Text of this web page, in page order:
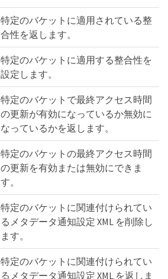
特定のバケットに適用されている整
合性を返します。
特定のバケットに適用する整合性を
設定します。
特定のバケットで最終アクセス時間
の更新が有効になっているか無効に
なっているかを返します。
特定のバケットの最終アクセス時間
の更新を有効または無効にできま
す。
特定のバケットに関連付けられてい
るメタデータ通知設定 XML を削除し
ます。
特定のバケットに関連付けられてい
るメタデータ通知設定 XML を返しま